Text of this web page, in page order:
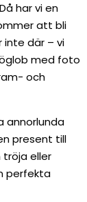
har vi en
att bli
där – vi
med foto
och
annorlunda
present till
tröja eller
perfekta